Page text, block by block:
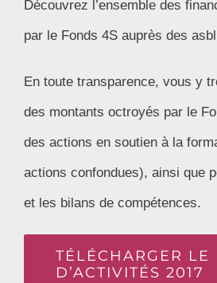
Découvrez l’ensemble des
par le Fonds 4S auprès des
En toute transparence, vous y
des montants octroyés par le
des actions en soutien à la
actions confondues), ainsi que
et les bilans de compétences.
TÉLÉCHARGER LE
D’ACTIVITÉS 2017